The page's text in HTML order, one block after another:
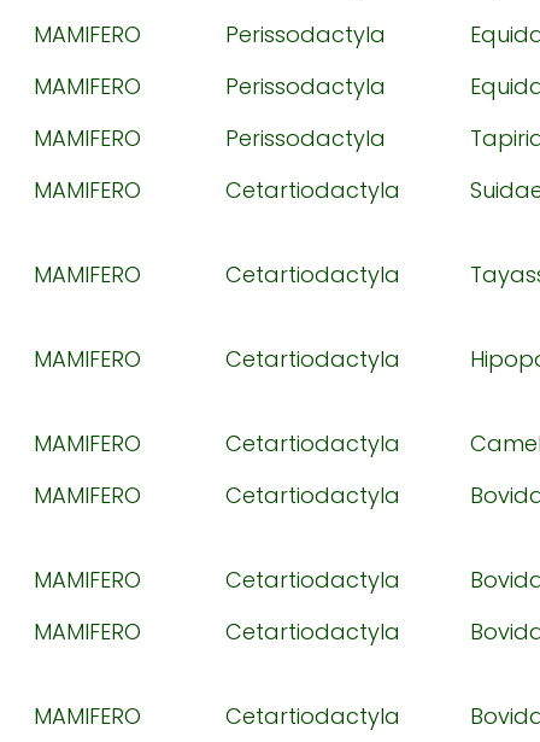
MAMIFERO
Perissodactyla
MAMIFERO
Perissodactyla
MAMIFERO
Perissodactyla
MAMIFERO
Cetartiodactyla
MAMIFERO Cetartiodactyla
MAMIFERO Cetartiodactyla
MAMIFERO Cetartiodactyla
MAMIFERO
Cetartiodactyla
MAMIFERO Cetartiodactyla
MAMIFERO
Cetartiodactyla
MAMIFERO Cetartiodactyla